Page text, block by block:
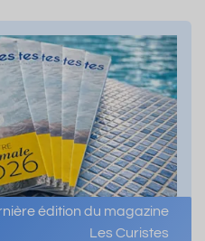
édition du magazine
Les Curistes